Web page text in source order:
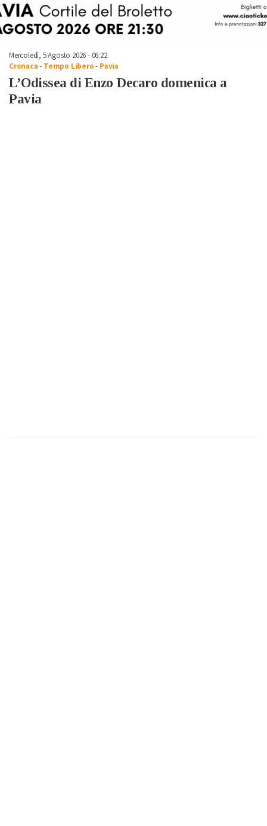
Mercoledì, 5 Agosto 2026 - 06:22
Cronaca- Tempo Libero- Pavia
L’Odissea di Enzo Decaro domenica a
Pavia